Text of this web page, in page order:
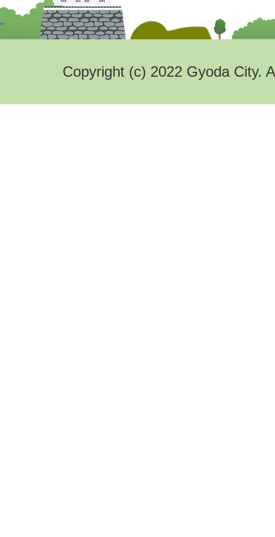
Copyright (c) 2022 Gyoda City.